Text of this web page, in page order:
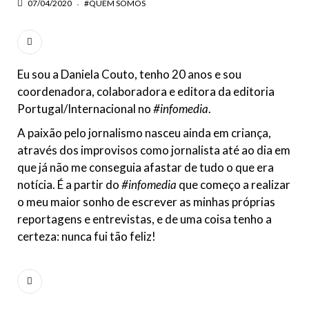
07/04/2020
#QUEM SOMOS
Eu sou a Daniela Couto, tenho 20 anos e sou
coordenadora, colaboradora e editora da editoria
Portugal/Internacional no#infomedia.
A paixão pelo jornalismo nasceu ainda em criança,
através dos improvisos como jornalista até ao dia em
que já não me conseguia afastar de tudo o que era
notícia. É a partir do#infomedia que começo a realizar
o meu maior sonho de escrever as minhas próprias
reportagens e entrevistas, e de uma coisa tenho a
certeza: nunca fui tão feliz!